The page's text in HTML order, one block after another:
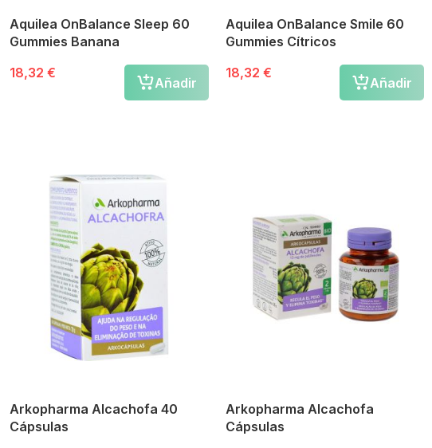
Aquilea OnBalance Sleep 60
Gummies Banana
18,32 €
Añadir
Aquilea OnBalance Smile 60
Gummies Cítricos
18,32 €
Añadir
Arkopharma Alcachofa 40
Cápsulas
Arkopharma Alcachofa
Cápsulas